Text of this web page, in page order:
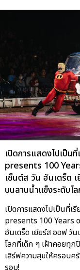
เปิดการแสดงไปเป็น
presents 100
เซ็นต์ส วัน ฮันเดร็ด
บนลานน้ำแข็งระดับโ
เปิดการแสดงไปเป็นที่เ
presents 100 Years
ฮันเดร็ด เยียร์ส ออฟ วั
โลกที่เด็ก ๆ เฝ้าคอยทุก
เสิร์ฟความสุขให้ครอบค
รอบ!